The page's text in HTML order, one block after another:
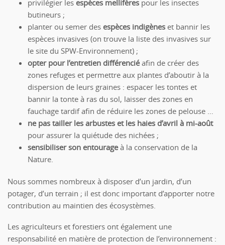
privilégier les espèces mellifères pour les insectes
butineurs ;
planter ou semer des espèces indigènes et bannir les
espèces invasives (on trouve la liste des invasives sur
le site du SPW-Environnement) ;
opter pour l’entretien différenciéafin de créer des
zones refuges et permettre aux plantes d’aboutir à la
dispersion de leurs graines : espacer les tontes et
bannir la tonte à ras du sol, laisser des zones en
fauchage tardif afin de réduire les zones de pelouse …
ne pas tailler les arbustes et les haies d’avril à mi-août
pour assurer la quiétude des nichées ;
sensibiliser son entourageà la conservation de la
Nature.
Nous sommes nombreux à disposer d’un jardin, d’un
potager, d’un terrain ; il est donc important d’apporter notre
contribution au maintien des écosystèmes.
Les agriculteurs et forestiers ont également une
responsabilité en matière de protection de l’environnement :